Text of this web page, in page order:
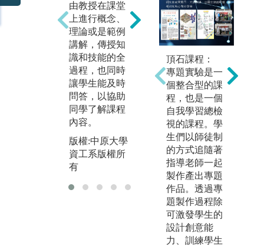
由教授在課堂
上進行概念、
理論或是範例
講解，傳授知
識和技能的全
過程，也同時
讓學生能及時
問答，以協助
同學了解課程
內容。
版權:中原大學
資工系版權所
有
團隊學習
課程設計上將
刻意讓同學有
機會有多次的
分組合作機
會，進而學習
與人合作的模
式。
版權:中原大學
資工系版權所
有
頂石課程：
專題實驗是一
個整合型的課
程，也是一個
自我學習總檢
視的課程。學
生們以師徒制
的方式追隨著
指導老師一起
製作產出專題
作品。透過專
題製作過程除
可激發學生的
設計創意能
力、訓練學生